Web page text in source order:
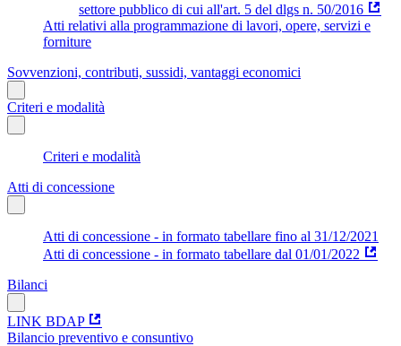
settore pubblico di cui all'art. 5 del dlgs n. 50/2016
Atti relativi alla programmazione di lavori, opere, servizi e
forniture
Sovvenzioni, contributi, sussidi, vantaggi economici
Criteri e modalità
Criteri e modalità
Atti di concessione
Atti di concessione - in formato tabellare fino al 31/12/2021
Atti di concessione - in formato tabellare dal 01/01/2022
Bilanci
LINK BDAP
Bilancio preventivo e consuntivo